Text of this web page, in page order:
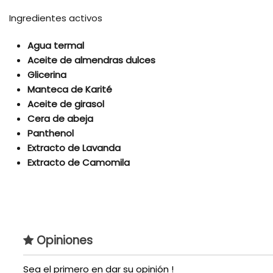
Ingredientes activos
Agua termal
Aceite de almendras dulces
Glicerina
Manteca de Karité
Aceite de girasol
Cera de abeja
Panthenol
Extracto de Lavanda
Extracto de Camomila
GeneroOpiniones
Sea el primero en dar su opinión !